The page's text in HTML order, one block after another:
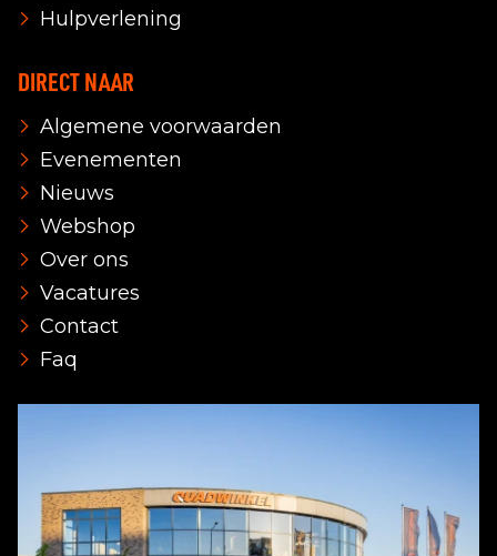
Hulpverlening
DIRECT NAAR
Algemene voorwaarden
Evenementen
Nieuws
Webshop
Over ons
Vacatures
Contact
Faq